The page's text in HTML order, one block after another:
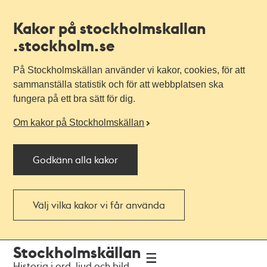
Kakor på stockholmskallan
.stockholm.se
På Stockholmskällan använder vi kakor, cookies, för att
sammanställa statistik och för att webbplatsen ska
fungera på ett bra sätt för dig.
Om kakor på Stockholmskällan
Godkänn alla kakor
Välj vilka kakor vi får använda
navigationen
huvudinnehållet
Stockholmskällan